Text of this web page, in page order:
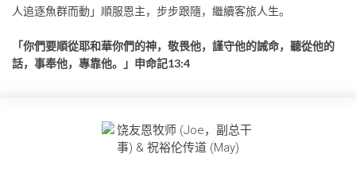
人追逐魚群而動」順服恩主，步步跟隨，繼續客旅人生。
「你們要順從耶和華你們的神，敬畏他，謹守他的誡命，聽從他的
話，事奉他，專靠他。」申命記13:4